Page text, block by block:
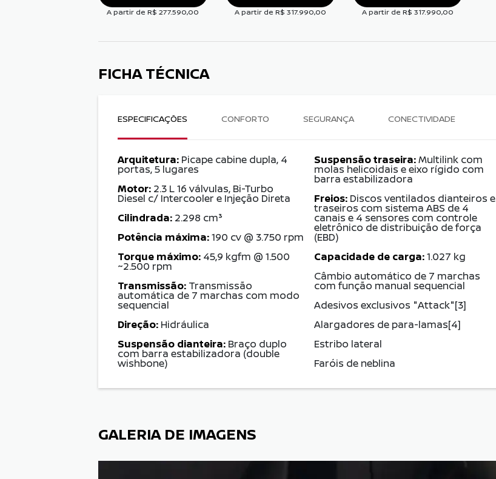
A partir de R$ 277.590,00
A partir de R$ 317.990,00
A partir de R$ 317.990,00
FICHA TÉCNICA
ESPECIFICAÇÕES CONFORTO SEGURANÇA CONECTIVIDADE
Arquitetura: Picape cabine dupla, 4
portas, 5 lugares
Motor: 2.3 L 16 válvulas, Bi-Turbo
Diesel c/ Intercooler e Injeção Direta
Cilindrada: 2.298 cm³
Potência máxima:190 cv @ 3.750 rpm
Torque máximo: 45,9 kgfm @ 1.500
~2.500 rpm
Transmissão: Transmissão
automática de 7 marchas com modo
sequencial
Direção: Hidráulica
Suspensão dianteira: Braço duplo
com barra estabilizadora (double
wishbone)
Suspensão traseira:Multilink com
molas helicoidais e eixo rígido com
barra estabilizadora
Freios: Discos ventilados dianteiros e
traseiros com sistema ABS de 4
canais e 4 sensores com controle
eletrônico de distribuição de força
(EBD)
Capacidade de carga:1.027 kg
Câmbio automático de 7 marchas
com função manual sequencial
Adesivos exclusivos "Attack"[3]
Alargadores de para-lamas[4]
Estribo lateral
Faróis de neblina
GALERIA DE IMAGENS